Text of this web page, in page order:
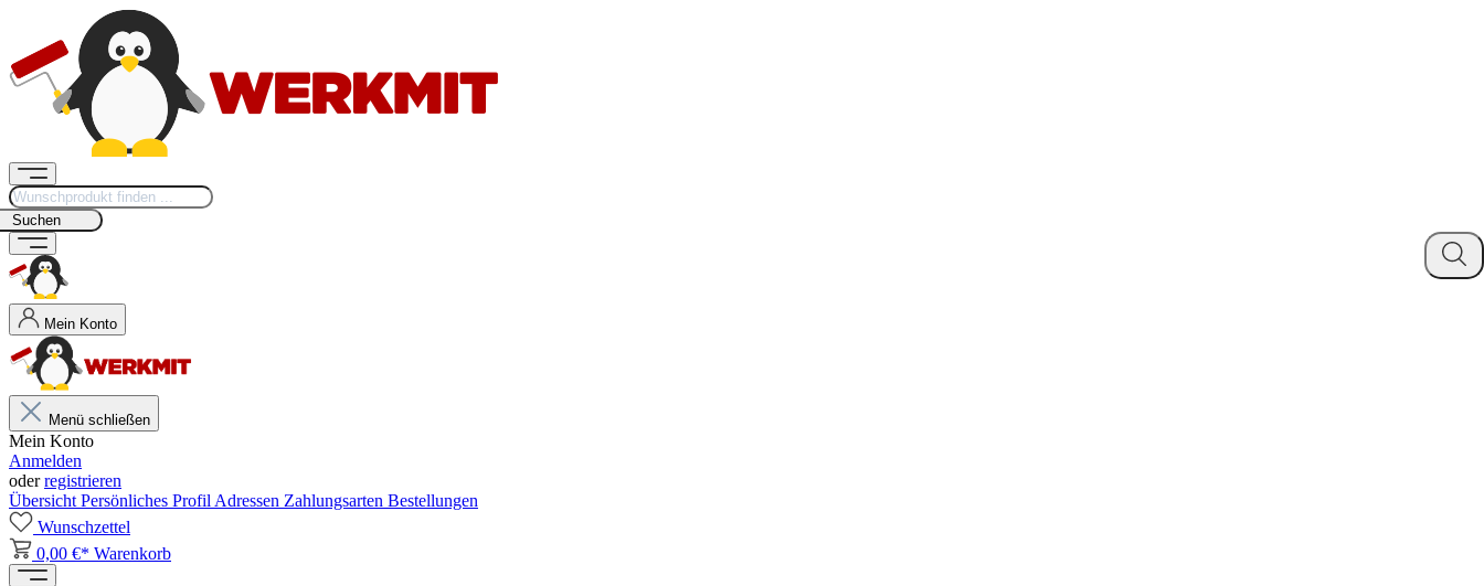
Suchen
Mein Konto
Menü schließen
Mein Konto
Anmelden
oderregistrieren
Übersicht Persönliches Profil Adressen Zahlungsarten Bestellungen
Wunschzettel
0,00 €* Warenkorb